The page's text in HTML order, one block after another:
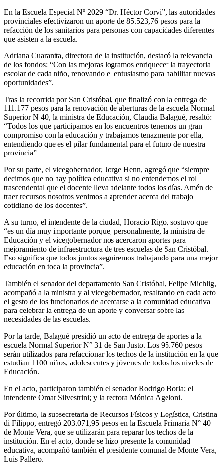
En la Escuela Especial Nº 2029 “Dr. Héctor Corvi”, las autoridades
provinciales efectivizaron un aporte de 85.523,76 pesos para la
refacción de los sanitarios para personas con capacidades diferentes
que asisten a la escuela.
Adriana Cuarantta, directora de la institución, destacó la relevancia
de los fondos: “Con las mejoras logramos enriquecer la trayectoria
escolar de cada niño, renovando el entusiasmo para habilitar nuevas
oportunidades”.
Tras la recorrida por San Cristóbal, que finalizó con la entrega de
111.177 pesos para la renovación de aberturas de la escuela Normal
Superior N 40, la ministra de Educación, Claudia Balagué, resaltó:
“Todos los que participamos en los encuentros tenemos un gran
compromiso con la educación y trabajamos tenazmente por ella,
entendiendo que es el pilar fundamental para el futuro de nuestra
provincia”.
Por su parte, el vicegobernador, Jorge Henn, agregó que “siempre
decimos que no hay política educativa si no entendemos el rol
trascendental que el docente lleva adelante todos los días. Amén de
traer recursos nosotros venimos a aprender acerca del trabajo
cotidiano de los docentes”.
A su turno, el intendente de la ciudad, Horacio Rigo, sostuvo que
“es un día muy importante porque, personalmente, la ministra de
Educación y el vicegobernador nos acercaron aportes para
mejoramiento de infraestructura de tres escuelas de San Cristóbal.
Eso significa que todos juntos seguiremos trabajando para una mejor
educación en toda la provincia”.
También el senador del departamento San Cristóbal, Felipe Michlig,
acompañó a la ministra y al vicegobernador, resaltando en cada acto
el gesto de los funcionarios de acercarse a la comunidad educativa
para celebrar la entrega de un aporte y conversar sobre las
necesidades de las escuelas.
Por la tarde, Balagué presidió un acto de entrega de aportes a la
escuela Normal Superior N° 31 de San Justo. Los 95.760 pesos
serán utilizados para refaccionar los techos de la institución en la que
estudian 1100 niños, adolescentes y jóvenes de todos los niveles de
Educación.
En el acto, participaron también el senador Rodrigo Borla; el
intendente Omar Silvestrini; y la rectora Mónica Ageloni.
Por último, la subsecretaria de Recursos Físicos y Logística, Cristina
di Filippo, entregó 203.071,95 pesos en la Escuela Primaria N° 40
de Monte Vera, que se utilizarán para reparar los techos de la
institución. En el acto, donde se hizo presente la comunidad
educativa, acompañó también el presidente comunal de Monte Vera,
Luis Pallero.